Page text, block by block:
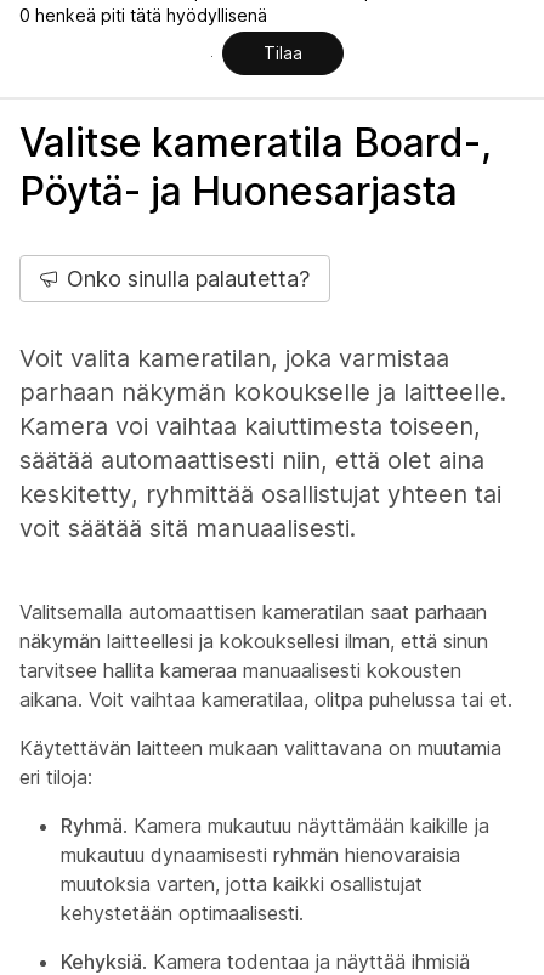
0 henkeä piti tätä hyödyllisenä
Tilaa
Valitse kameratila Board-,
Pöytä- ja Huonesarjasta
Onko sinulla palautetta?
Voit valita kameratilan, joka varmistaa
parhaan näkymän kokoukselle ja laitteelle.
Kamera voi vaihtaa kaiuttimesta toiseen,
säätää automaattisesti niin, että olet aina
keskitetty, ryhmittää osallistujat yhteen tai
voit säätää sitä manuaalisesti.
Valitsemalla automaattisen kameratilan saat parhaan
näkymän laitteellesi ja kokouksellesi ilman, että sinun
tarvitsee hallita kameraa manuaalisesti kokousten
aikana. Voit vaihtaa kameratilaa, olitpa puhelussa tai et.
Käytettävän laitteen mukaan valittavana on muutamia
eri tiloja:
Ryhmä. Kamera mukautuu näyttämään kaikille ja
mukautuu dynaamisesti ryhmän hienovaraisia
muutoksia varten, jotta kaikki osallistujat
kehystetään optimaalisesti.
Kehyksiä. Kamera todentaa ja näyttää ihmisiä